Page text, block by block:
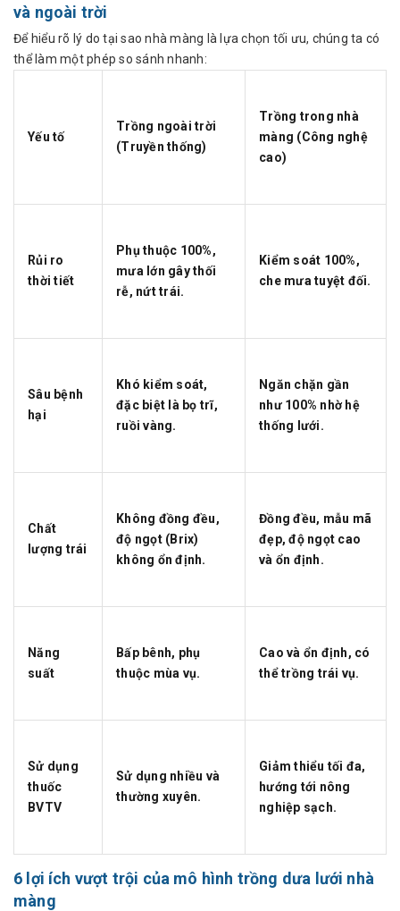
và ngoài trời
Để hiểu rõ lý do tại sao nhà màng là lựa chọn tối ưu, chúng ta có
thể làm một phép so sánh nhanh:
Yếu tố
Trồng ngoài trời
(Truyền thống)
Trồng trong nhà
màng (Công nghệ
cao)
Rủi ro
thời tiết
Phụ thuộc 100%,
mưa lớn gây thối
rễ, nứt trái.
Kiểm soát 100%,
che mưa tuyệt đối.
Sâu bệnh
hại
Khó kiểm soát,
đặc biệt là bọ trĩ,
ruồi vàng.
Ngăn chặn gần
như 100% nhờ hệ
thống lưới.
Chất
lượng trái
Không đồng đều,
độ ngọt (Brix)
không ổn định.
Đồng đều, mẫu mã
đẹp, độ ngọt cao
và ổn định.
Năng
suất
Bấp bênh, phụ
thuộc mùa vụ.
Cao và ổn định, có
thể trồng trái vụ.
Sử dụng
thuốc
BVTV
Sử dụng nhiều và
thường xuyên.
Giảm thiểu tối đa,
hướng tới nông
nghiệp sạch.
6 lợi ích vượt trội của mô hình trồng dưa lưới nhà
màng